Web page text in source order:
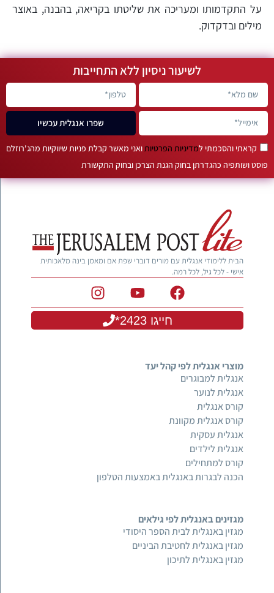
על התקדמותו ומעריכה את שליטתו בקריאה, בהבנה, באוצר
מילים ובדקדוק.
לשיעור ניסיון ללא התחייבות
קראתי והסכמתי למדיניות הפרטיותואני מאשר קבלת פניות שיווקיות מהג'רוזלם
פוסט ושותפיה כהגדרתן בחוק הגנת הצרכן ובחוק התקשורת
שפרו אנגלית עכשיו
הבית ללימודי אנגלית עם מורים דוברי שפת אם ומאמן בינה מלאכותית
אישי - לכל גיל, לכל רמה.
חייגו 2423*
מוצרי אנגלית לפי קהל יעד
אנגלית למבוגרים
אנגלית לנוער
קורס אנגלית
קורס אנגלית מקוונת
אנגלית עסקית
אנגלית לילדים
קורס למתחילים
הכנה לבגרות באנגלית באמצעות הטלפון
מגזינים באנגלית לפי גילאים
מגזין באנגלית לבית הספר היסודי
מגזין באנגלית לחטיבת הביניים
מגזין באנגלית לתיכון